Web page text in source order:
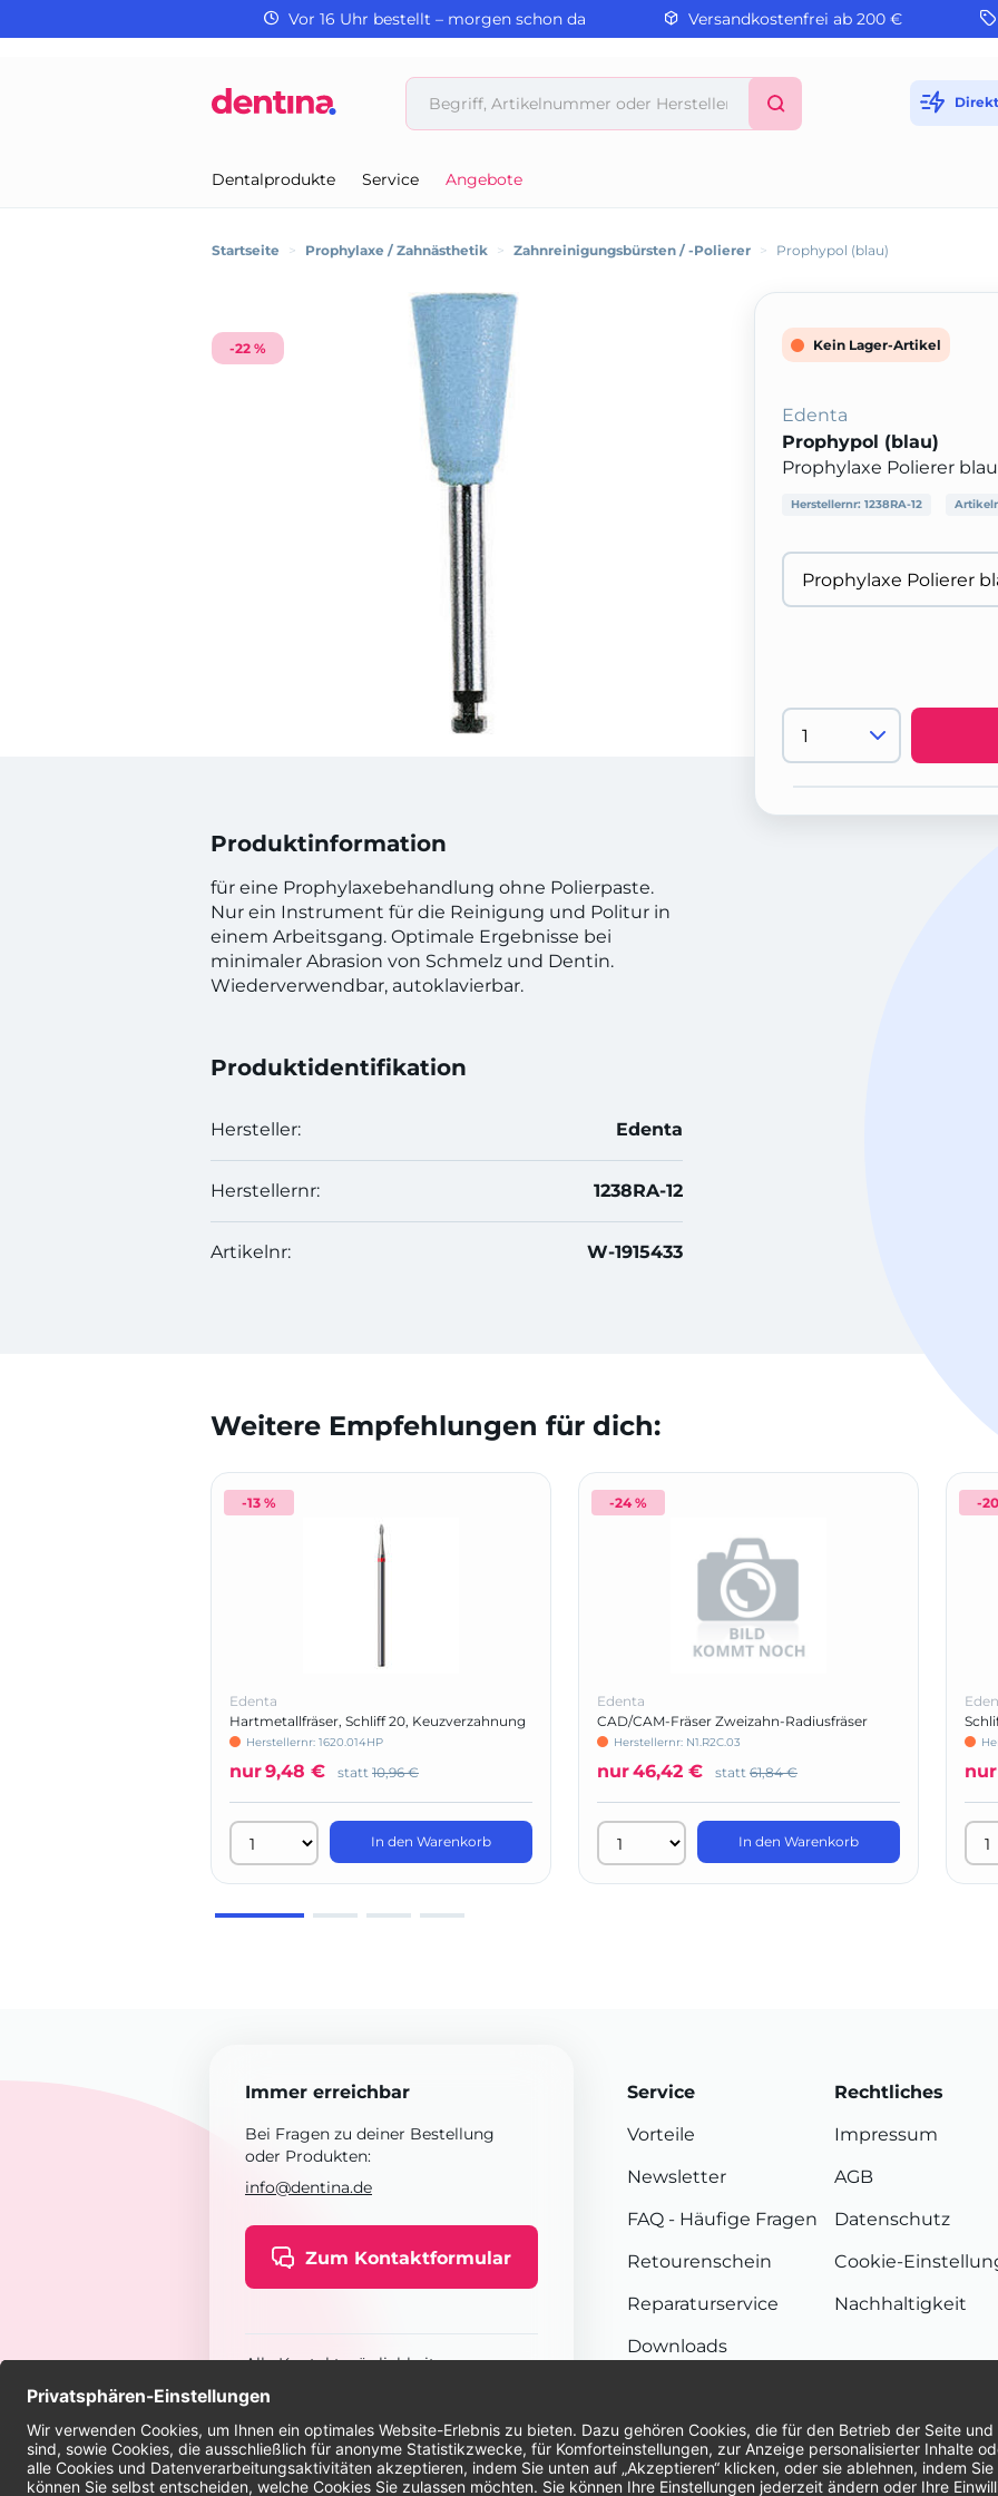
Vor 16 Uhr bestellt – morgen schon da Versandkostenfrei ab 200 €
Dentalprodukte Service Angebote
Startseite > Prophylaxe / Zahnästhetik > Zahnreinigungsbürsten / -Polierer > Prophypol (blau)
-22 %
Produktinformation
für eine Prophylaxebehandlung ohne Polierpaste.
Nur ein Instrument für die Reinigung und Politur in
einem Arbeitsgang. Optimale Ergebnisse bei
minimaler Abrasion von Schmelz und Dentin.
Wiederverwendbar, autoklavierbar.
Produktidentifikation
Hersteller: Edenta
Herstellernr: 1238RA-12
Artikelnr: W-1915433
Kein Lager-Artikel
Edenta
Prophypol (blau)
Prophylaxe Polierer
Herstellernr: 1238RA-12
Weitere Empfehlungen für dich:
-13 %
Edenta
Hartmetallfräser, Schliff 20, Keuzverzahnung
feinHerstellernr: 1620.014HP
nur9,48 € statt 10,96 €
In den Warenkorb
-24 %
Edenta
CAD/CAM-Fräser Zweizahn-Radiusfräser
(Mikro 4X/5X, -IC, Motion 2)
Herstellernr: N1.R2C.03
nur46,42 € statt 61,84 €
In den Warenkorb
-
nur
Immer erreichbar
Bei Fragen zu deiner Bestellung
oder Produkten:
info@dentina.de
Zum Kontaktformular
Alle Kontaktmöglichkeiten
Service
Vorteile
Newsletter
FAQ - Häufige Fragen
Retourenschein
Reparaturservice
Downloads
Rechtliches
Impressum
AGB
Datenschutz
Cookie-
Nachhaltigkeit